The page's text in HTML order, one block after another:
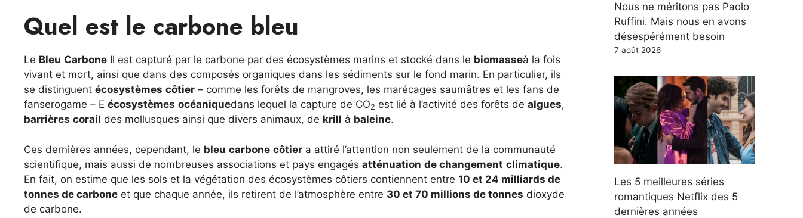
Quel est le carbone bleu
Le Bleu Carbone Il est capturé par le carbone par des écosystèmes marins et stocké dans le biomasseà la fois
vivant et mort, ainsi que dans des composés organiques dans les sédiments sur le fond marin. En particulier, ils
se distinguent écosystèmes côtier – comme les forêts de mangroves, les marécages saumâtres et les fans de
fanserogame – E écosystèmes océaniquedans lequel la capture de CO2 est lié à l’activité des forêts de algues,
barrières corail des mollusques ainsi que divers animaux, de krill à baleine.
Ces dernières années, cependant, le bleu carbone côtier a attiré l’attention non seulement de la communauté
scientifique, mais aussi de nombreuses associations et pays engagés atténuation de changement climatique.
En fait, on estime que les sols et la végétation des écosystèmes côtiers contiennent entre 10 et 24 milliards de
tonnes de carbone et que chaque année, ils retirent de l’atmosphère entre 30 et 70 millions de tonnes dioxyde
de carbone.
Nous ne méritons pas Paolo
Ruffini. Mais nous en avons
désespérément besoin
7 août 2026
Les 5 meilleures séries
romantiques Netflix des 5
dernières années